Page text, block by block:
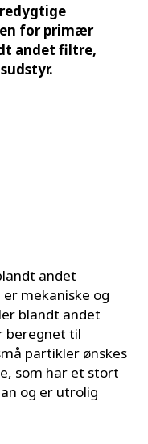
for primær
andet filtre,
andet
mekaniske og
blandt andet
beregnet til
partikler ønskes
som har et stort
og er utrolig